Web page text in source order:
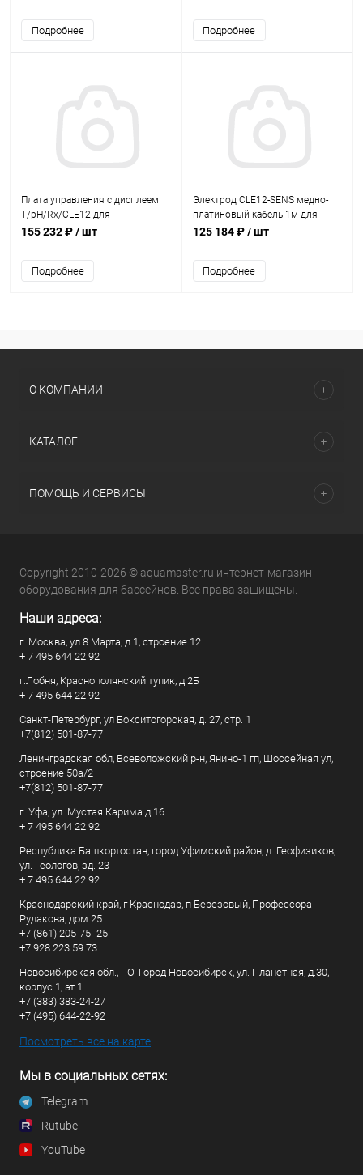
Подробнее Подробнее
Плата управления с дисплеем
T/pH/Rx/CLE12 для
контроллера Steiel EF214
155 232 ₽/ шт
Подробнее
Электрод CLE12-SENS медно-
платиновый кабель 1м для
Steiel EF163/214/300 pH/Cl (до
125 184 ₽/ шт
Подробнее
О КОМПАНИИ
КАТАЛОГ
ПОМОЩЬ И СЕРВИСЫ
Copyright 2010-2026 © aquamaster.ru интернет-магазин
оборудования для бассейнов. Все права защищены.
Наши адреса:
г. Москва, ул.8 Марта, д.1, строение 12
+ 7 495 644 22 92
г.Лобня, Краснополянский тупик, д.2Б
+ 7 495 644 22 92
Санкт-Петербург, ул Бокситогорская, д. 27, стр. 1
+7(812) 501-87-77
Ленинградская обл, Всеволожский р-н, Янино-1 гп, Шоссейная ул,
строение 50а/2
+7(812) 501-87-77
г. Уфа, ул. Мустая Карима д.16
+ 7 495 644 22 92
Республика Башкортостан, город Уфимский район, д. Геофизиков,
ул. Геологов, зд. 23
+ 7 495 644 22 92
Краснодарский край, г Краснодар, п Березовый, Профессора
Рудакова, дом 25
+7 (861) 205-75- 25
+7 928 223 59 73
Новосибирская обл., Г.О. Город Новосибирск, ул. Планетная, д.30,
корпус 1, эт.1.
+7 (383) 383-24-27
+7 (495) 644-22-92
Посмотреть все на карте
Мы в социальных сетях:
Telegram
Rutube
YouTube